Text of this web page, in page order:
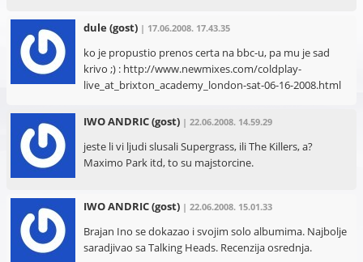
dule(gost) | 17.06.2008. 17.43.35
ko je propustio prenos certa na bbc-u, pa mu je sad
krivo ;) : http://www.newmixes.com/coldplay-
live_at_brixton_academy_london-sat-06-16-2008.html
IWO ANDRIC(gost) | 22.06.2008. 14.59.29
jeste li vi ljudi slusali Supergrass, ili The Killers, a?
Maximo Park itd, to su majstorcine.
IWO ANDRIC(gost) | 22.06.2008. 15.01.33
Brajan Ino se dokazao i svojim solo albumima. Najbolje
saradjivao sa Talking Heads. Recenzija osrednja.